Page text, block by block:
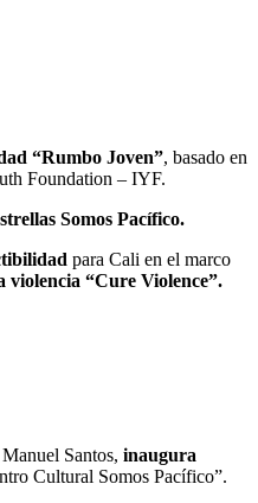
“Rumbo Joven”, basado en
Foundation – IYF.
Somos Pacífico.
para Cali en el marco
violencia “Cure Violence”.
Santos, inaugura
Cultural Somos Pacífico”.